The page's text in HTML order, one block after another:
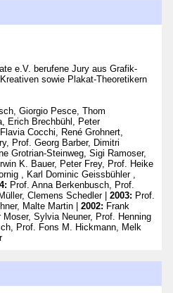
e.V. berufene Jury aus Grafik-
sowie Plakat-Theoretikern
Giorgio Pesce, Thom
Erich Brechbühl, Peter
Cocchi, René Grohnert,
Prof. Georg Barber, Dimitri
Grotrian-Steinweg, Sigi Ramoser,
K. Bauer, Peter Frey, Prof. Heike
, Karl Dominic Geissbühler ,
Prof. Anna Berkenbusch, Prof.
Clemens Schedler | 2003: Prof.
Malte Martin | 2002: Frank
Sylvia Neuner, Prof. Henning
Prof. Fons M. Hickmann, Melk